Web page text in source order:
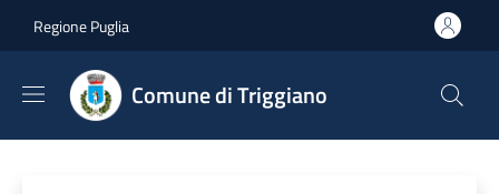
Regione Puglia
Comune di Triggiano